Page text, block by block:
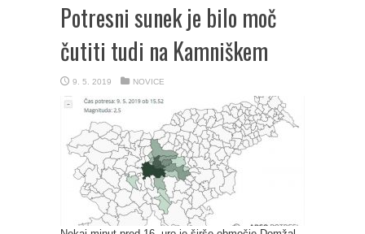
Potresni sunek je bilo moč
čutiti tudi na Kamniškem
9. 5. 2019 NOVICE